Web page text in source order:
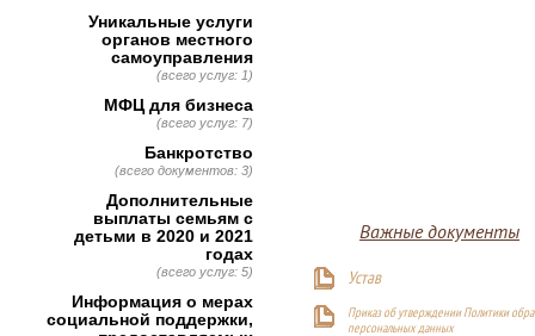
Важные документы
Устав
Приказ об утверждении Политики
персональных данных
Уникальные услуги
органов местного
самоуправления
(всего услуг: 1)
МФЦ для бизнеса
(всего услуг: 7)
Банкротство
(всего документов: 3)
Дополнительные
выплаты семьям с
детьми в 2020 и 2021
годах
(всего услуг: 5)
Информация о мерах
социальной поддержки,